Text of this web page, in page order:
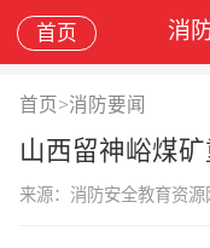
首页 消
首页 >消防要闻
山西留神峪煤
来源：消防安全教育资源